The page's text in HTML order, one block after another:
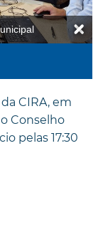
CIRA, em
Conselho
pelas 17:30